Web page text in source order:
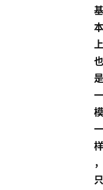
基
本
上
也
是
一
模
一
样
，
只